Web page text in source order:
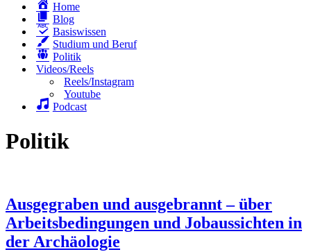
Home
Blog
Basiswissen
Studium und Beruf
Politik
Videos/Reels
Reels/Instagram
Youtube
Podcast
Politik
Ausgegraben und ausgebrannt – über
Arbeitsbedingungen und Jobaussichten in
der Archäologie